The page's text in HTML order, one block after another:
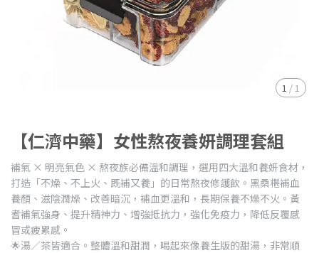
1 / 1
【仁濟中藥】女性熬夜養妍調理套組
補氣 × 明亮氣色 × 熬夜族必備溫和調理，選用四大溫和養妍食材，
打造「不燥、不上火、既補又養」的日常熬夜修護飲。黑桑椹補血
養顏、滋陰潤燥、改善暗沉，補血更溫和，長期保養不燥不火。黃
耆補氣強身、提升精神力、增強抵抗力，強化免疫力，降低反覆感
冒或疲累感。
🌟湯／茶皆適合。整體溫和甜潤，喝起來像養生版的甜湯，非常順